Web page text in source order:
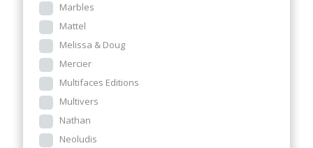
Marbles
Mattel
Melissa & Doug
Mercier
Multifaces Editions
Multivers
Nathan
Neoludis